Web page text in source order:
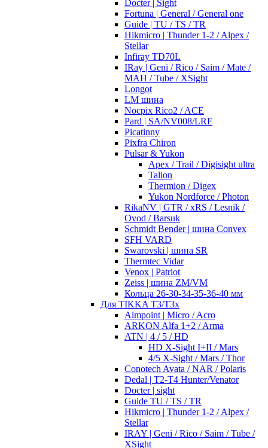
Docter | Sight
Fortuna | General / General one
Guide | TU / TS / TR
Hikmicro | Thunder 1-2 / Alpex /
Stellar
Infiray TD70L
IRay | Geni / Rico / Saim / Mate /
MAH / Tube / XSight
Longot
LM шина
Nocpix Rico2 / ACE
Pard | SA/NV008/LRF
Picatinny
Pixfra Chiron
Pulsar & Yukon
Apex / Trail / Digisight ultra
Talion
Thermion / Digex
Yukon Nordforce / Photon
RikaNV | GTR / xRS / Lesnik /
Ovod / Barsuk
Schmidt Bender | шина Convex
SFH VARD
Swarovski | шина SR
Thermtec Vidar
Venox | Patriot
Zeiss | шина ZM/VM
Кольца 26-30-34-35-36-40 мм
Для TIKKA T3/T3x
Aimpoint | Micro / Acro
ARKON Alfa 1+2 / Arma
ATN | 4 / 5 / HD
HD X-Sight I+II / Mars
4/5 X-Sight / Mars / Thor
Conotech Avata / NAR / Polaris
Dedal | T2-T4 Hunter/Venator
Docter | sight
Guide TU / TS / TR
Hikmicro | Thunder 1-2 / Alpex /
Stellar
IRAY | Geni / Rico / Saim / Tube /
XSight